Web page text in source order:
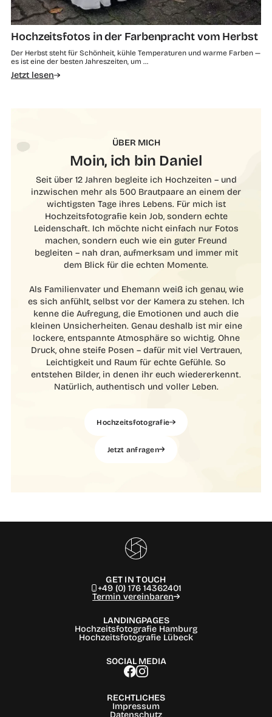
Hochzeitsfotos in der Farbenpracht vom Herbst
Der Herbst steht für Schönheit, kühle Temperaturen und warme Farben —
es ist eine der besten Jahreszeiten, um …
Jetzt lesen
ÜBER MICH
Moin, ich bin Daniel
Seit über 12 Jahren begleite ich Hochzeiten – und
inzwischen mehr als 500 Brautpaare an einem der
wichtigsten Tage ihres Lebens. Für mich ist
Hochzeitsfotografie kein Job, sondern echte
Leidenschaft. Ich möchte nicht einfach nur Fotos
machen, sondern euch wie ein guter Freund
begleiten – nah dran, aufmerksam und immer mit
dem Blick für die echten Momente.
Als Familienvater und Ehemann weiß ich genau, wie
es sich anfühlt, selbst vor der Kamera zu stehen. Ich
kenne die Aufregung, die Emotionen und auch die
kleinen Unsicherheiten. Genau deshalb ist mir eine
lockere, entspannte Atmosphäre so wichtig. Ohne
Druck, ohne steife Posen – dafür mit viel Vertrauen,
Leichtigkeit und Raum für echte Gefühle. So
entstehen Bilder, in denen ihr euch wiedererkennt.
Natürlich, authentisch und voller Leben.
Hochzeitsfotografie
Jetzt anfragen
GET IN TOUCH
+49 (0) 176 14362401
Termin vereinbaren
LANDINGPAGES
Hochzeitsfotografie Hamburg
Hochzeitsfotografie Lübeck
SOCIAL MEDIA
RECHTLICHES
Impressum